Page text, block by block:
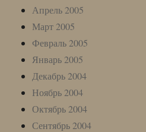
Апрель 2005
Март 2005
Февраль 2005
Январь 2005
Декабрь 2004
Ноябрь 2004
Октябрь 2004
Сентябрь 2004